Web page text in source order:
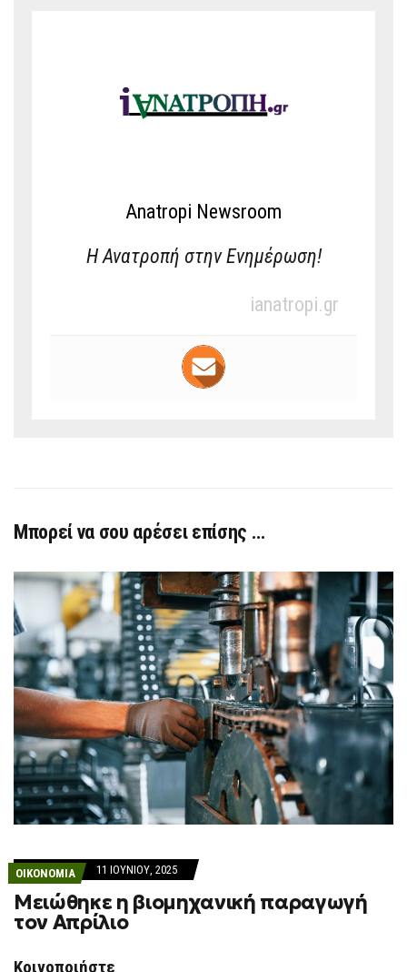
Anatropi Newsroom
Η Ανατροπή στην Ενημέρωση!
ianatropi.gr
Μπορεί να σου αρέσει επίσης …
ΟΙΚΟΝΟΜΙΑ 11 ΙΟΥΝΊΟΥ, 2025
Μειώθηκε η βιομηχανική παραγωγή
τον Απρίλιο
Κοινοποιήστε